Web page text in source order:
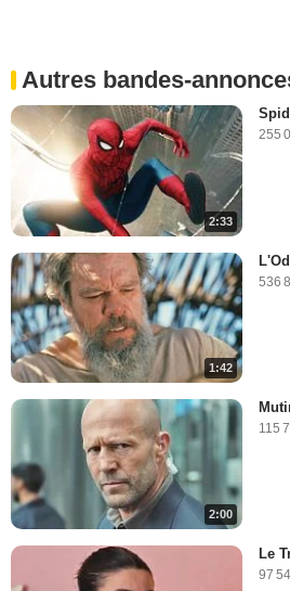
Autres bandes-
2:33
255
1:42
536
2:00
115
Le
97